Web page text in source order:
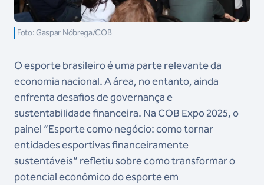
Foto: Gaspar Nóbrega/COB
O esporte brasileiro é uma parte relevante da
economia nacional. A área, no entanto, ainda
enfrenta desafios de governança e
sustentabilidade financeira. Na COB Expo 2025, o
painel “Esporte como negócio: como tornar
entidades esportivas financeiramente
sustentáveis” refletiu sobre como transformar o
potencial econômico do esporte em